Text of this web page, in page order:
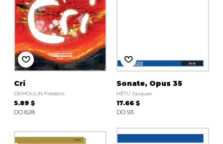
Cri
DEMOULIN Frédéric
5.89 $
DO 828
Sonate, Opus 35
HÉTU Jacques
17.66 $
DO 93